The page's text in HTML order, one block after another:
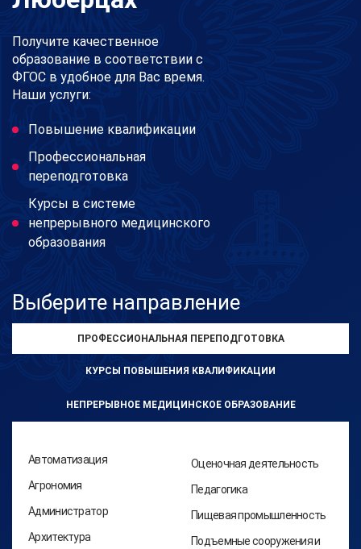
Получите качественное
образование в соответствии с
ФГОС в удобное для Вас время.
Наши услуги:
Повышение квалификации
Профессиональная
переподготовка
Курсы в системе
непрерывного медицинского
образования
Выберите направление
ПРОФЕССИОНАЛЬНАЯ ПЕРЕПОДГОТОВКА
КУРСЫ ПОВЫШЕНИЯ КВАЛИФИКАЦИИ
НЕПРЕРЫВНОЕ МЕДИЦИНСКОЕ ОБРАЗОВАНИЕ
Автоматизация
Агрономия
Администратор
Архитектура
Оценочная деятельность
Педагогика
Пищевая промышленность
Подъемные сооружения и